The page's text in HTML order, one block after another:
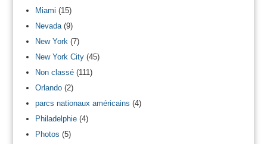
Miami (15)
Nevada(9)
New York (7)
New York City(45)
Non classé(111)
Orlando(2)
parcs nationaux américains (4)
Philadelphie(4)
Photos (5)